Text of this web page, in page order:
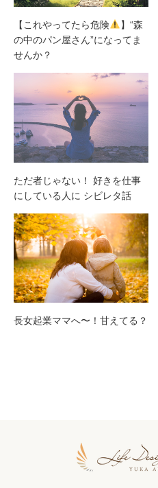
【これやってたら危険
】“森
の中のパン屋さん”になってま
せんか？
ただ者じゃない！ 好きを仕事
にしている人に シビレタ話
長女起業ママへ〜！甘えてる？